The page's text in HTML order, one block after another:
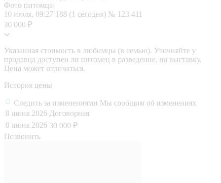
Фото питомца
10 июля, 09:27 188 (1 сегодня) № 123 411
30 000 ₽
Указанная стоимость в любимцы (в семью). Уточняйте у
продавца доступен ли питомец в разведение, на выставку.
Цена может отличаться.
История цены
Следить за изменениями Мы сообщим об изменениях
8 июня 2026 Договорная
8 июня 2026 30 000 ₽
Позвонить